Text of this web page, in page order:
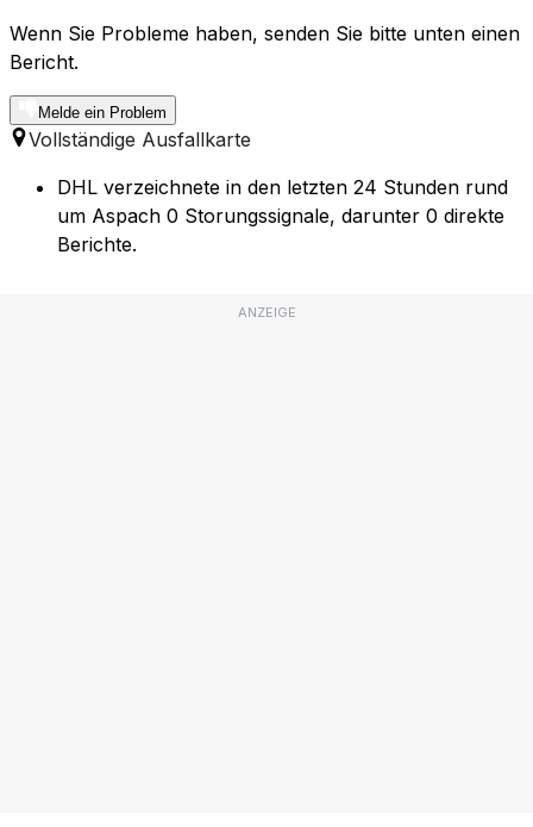
Wenn Sie Probleme haben, senden Sie bitte unten einen
Bericht.
Melde ein Problem
Vollständige Ausfallkarte
DHL verzeichnete in den letzten 24 Stunden rund
um Aspach 0 Storungssignale, darunter 0 direkte
Berichte.
ANZEIGE